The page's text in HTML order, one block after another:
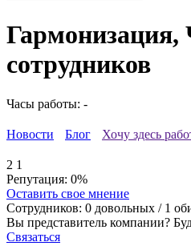
сотрудников
Часы работы: -
Новости Блог Хочу здесь
2 1
Репутация: 0%
Оставить свое мнение
Сотрудников: 0 довольных / 1
Вы представитель компании?
Связаться